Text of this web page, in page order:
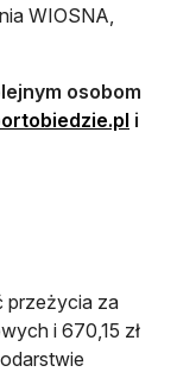
WIOSNA,
osobom
i
przeżycia za
i 670,15 zł